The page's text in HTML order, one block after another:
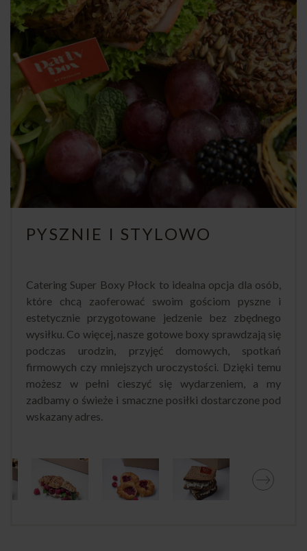
PYSZNIE I STYLOWO
Catering Super Boxy Płock to idealna opcja dla osób,
które chcą zaoferować swoim gościom pyszne i
estetycznie przygotowane jedzenie bez zbędnego
wysiłku. Co więcej, nasze gotowe boxy sprawdzają się
podczas urodzin, przyjęć domowych, spotkań
firmowych czy mniejszych uroczystości. Dzięki temu
możesz w pełni cieszyć się wydarzeniem, a my
zadbamy o świeże i smaczne posiłki dostarczone pod
wskazany adres.